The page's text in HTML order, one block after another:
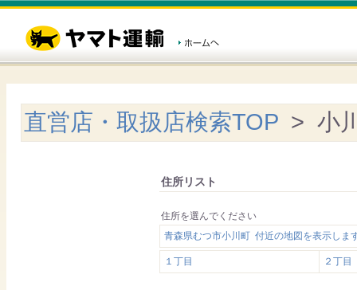
直営店・取扱店検索TOP > 小
住所リスト
住所を選んでください
青森県むつ市小川町 付近の地図を表示しま
１丁目 ２丁目